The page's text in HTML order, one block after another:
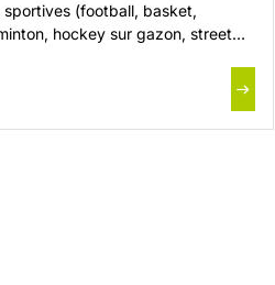
(football, basket,
hockey sur gazon, street